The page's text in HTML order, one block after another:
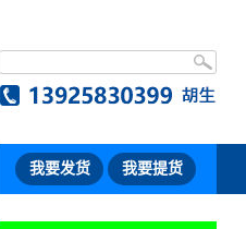
我要发货 我要提货